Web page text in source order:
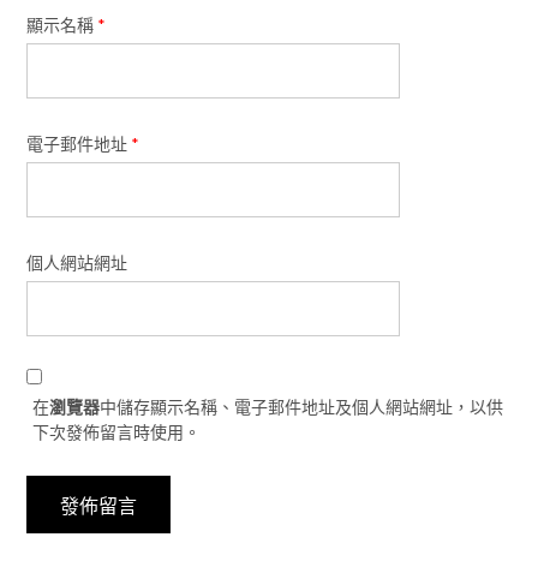
顯示名稱 *
電子郵件地址 *
個人網站網址
在瀏覽器中儲存顯示名稱、電子郵件地址及個人網站網址，以供
下次發佈留言時使用。